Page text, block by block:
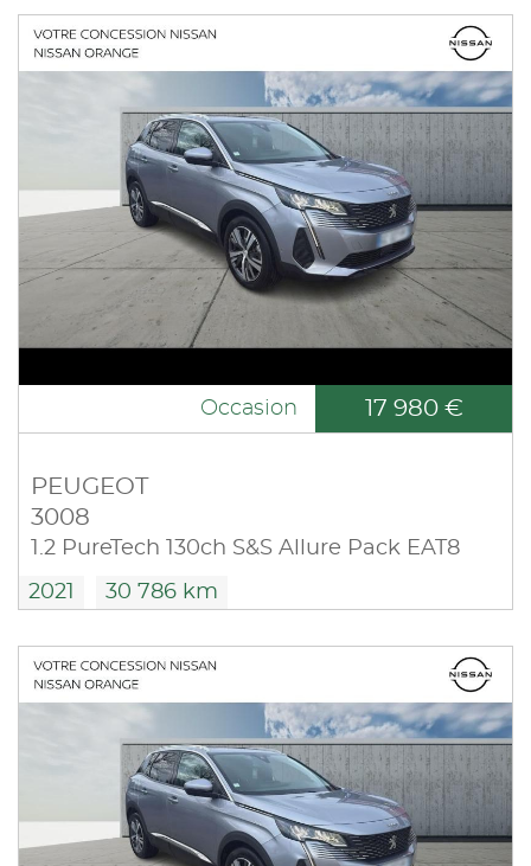
Occasion 17 980 €
PEUGEOT
3008
1.2 PureTech 130ch S&S Allure Pack EAT8
2021 30 786 km